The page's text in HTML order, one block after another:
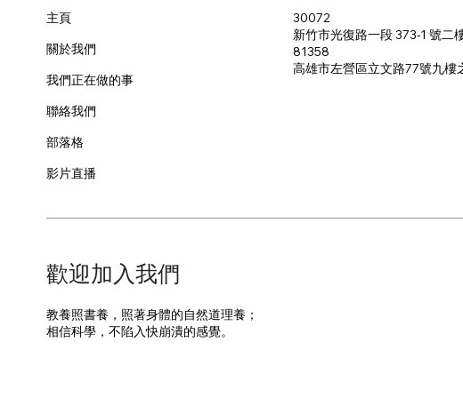
主頁
關於我們
我們正在做的事
聯絡我們
部落格
影片直播
30072
新竹市光復路一段 373-1 號二
81358
高雄市左營區立文路77號九樓
​歡迎加入我們
教養照書養，照著身體的自然道理養；
​相信科學，不陷入快崩潰的感覺。